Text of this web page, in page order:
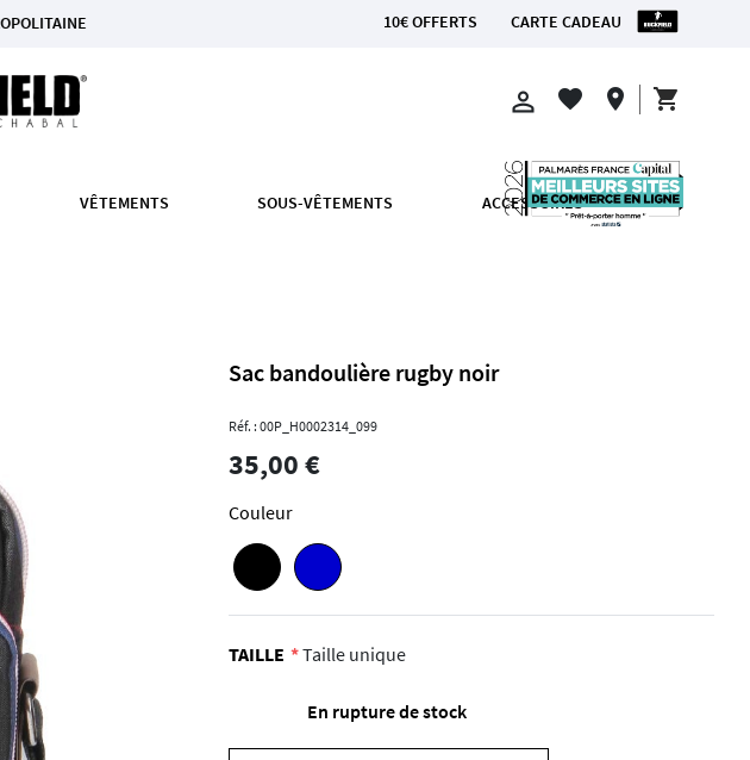
10€ OFFERTS CARTE CADEAU
perm_identity favorite location_on shopping_cart
VÊTEMENTS SOUS-VÊTEMENTS ACCESSOIRES
Sac bandoulière rugby noir
Réf. : 00P_H0002314_099
35,00 €
Couleur
TAILLE Taille unique
En rupture de stock